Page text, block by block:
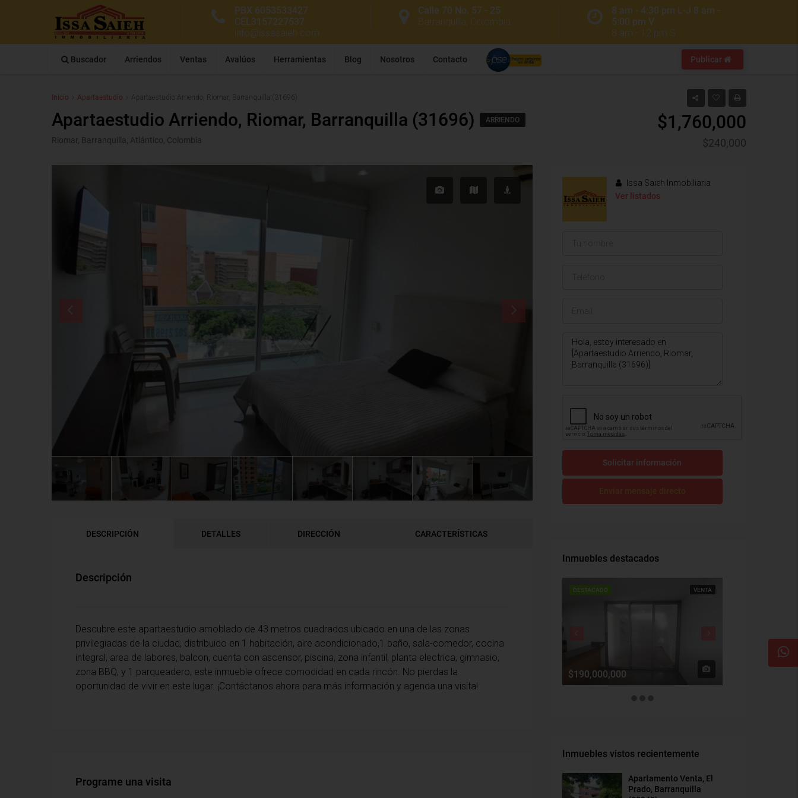
8 am - 4:30 pm L-J 8 am -
5:00 pm V
8 am - 12 pm S
Calle 70 No. 57 - 25
Barranquilla, Colombia
PBX 6053533427
CEL3157227537
info@issasaieh.com
Buscador Arriendos Ventas Avalúos Herramientas Blog Nosotros Contacto Publicar
Inicio Apartaestudio Apartaestudio Arriendo, Riomar, Barranquilla (31696)
Apartaestudio Arriendo, Riomar, Barranquilla (31696) ARRIENDO
Riomar, Barranquilla, Atlántico, Colombia
$1,760,000
$240,000
DESCRIPCIÓN DETALLES DIRECCIÓN CARACTERÍSTICAS
Descripción
Descubre este apartaestudio amoblado de 43 metros cuadrados ubicado en una de las zonas
privilegiadas de la ciudad, distribuido en 1 habitación, aire acondicionado,1 baño, sala-comedor, cocina
integral, area de labores, balcon, cuenta con ascensor, piscina, zona infantil, planta electrica, gimnasio,
zona BBQ, y 1 parqueadero, este inmueble ofrece comodidad en cada rincón. No pierdas la
oportunidad de vivir en este lugar. ¡Contáctanos ahora para más información y agenda una visita!
Programe una visita
Issa Saieh Inmobiliaria
Ver listados
Solicitar información
Inmuebles destacados
DESTACADO VENTA
$190,000,000
Inmuebles vistos recientemente
Apartamento Venta, El
Prado, Barranquilla